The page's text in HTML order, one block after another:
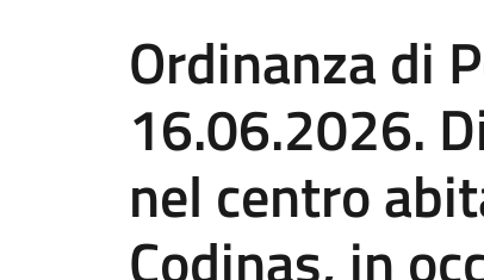
Ordinanza di
16.06.2026.
nel centro